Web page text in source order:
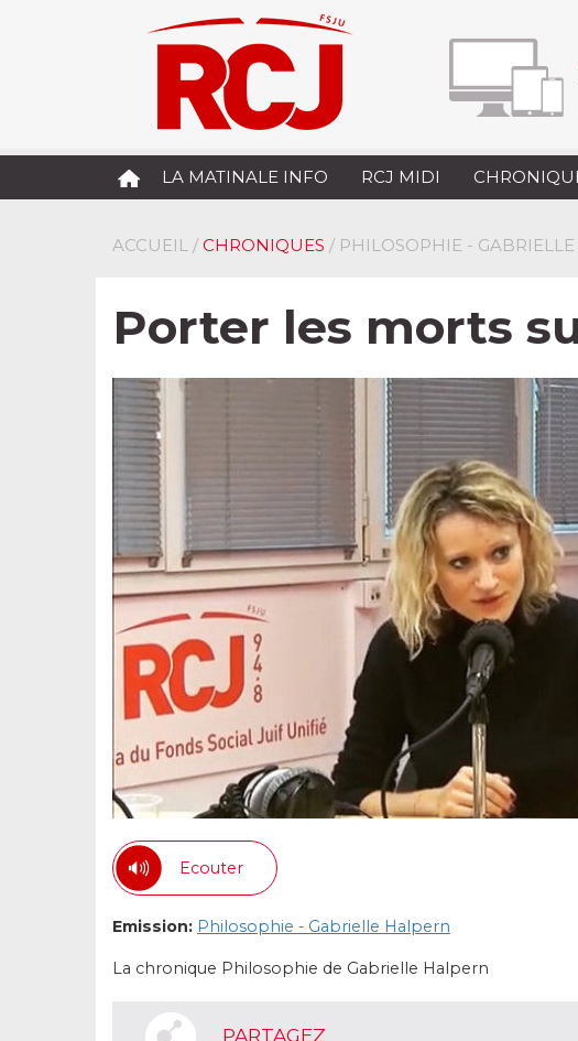
LA MATINALE INFO RCJ MIDI
ACCUEIL / CHRONIQUES / PHILOSOPHIE -
Porter les morts
Ecouter
Emission: Philosophie - Gabrielle Halpern
La chronique Philosophie de Gabrielle Halpern
PARTAGEZ